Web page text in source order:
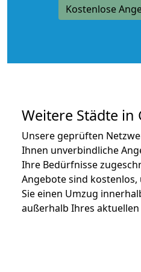
Kostenlose
Weitere Städte in
Unsere geprüften
Ihnen unverbindliche
Ihre Bedürfnisse
Angebote sind
Sie einen Umzug
außerhalb Ihres